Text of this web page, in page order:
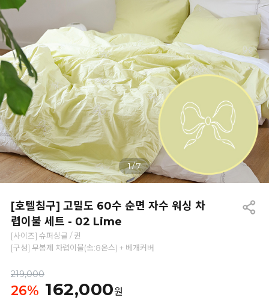
1/7
[호텔침구] 고밀도 60수 순면 자수 워싱 차
렵이불 세트 - 02 Lime
[사이즈] 슈퍼싱글 / 퀸
[구성] 무봉제 차렵이불(솜:8온스) + 베개커버
219,000
26% 162,000원